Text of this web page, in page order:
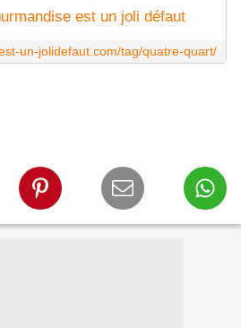
est un joli défaut
un-jolidefaut.com/tag/quatre-quart/